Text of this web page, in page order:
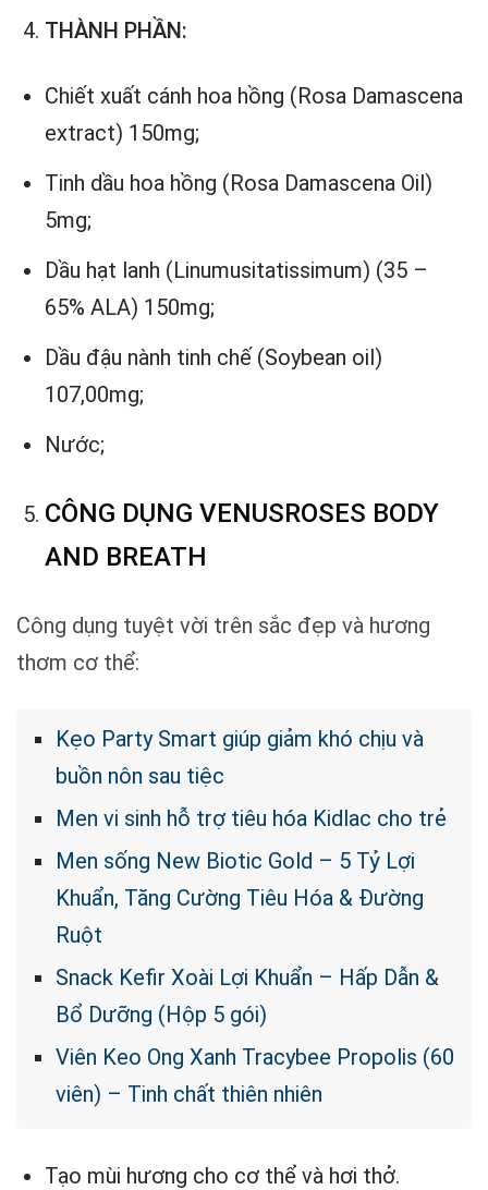
THÀNH PHẦN:
Chiết xuất cánh hoa hồng (Rosa Damascena
extract) 150mg;
Tinh dầu hoa hồng (Rosa Damascena Oil)
5mg;
Dầu hạt lanh (Linumusitatissimum) (35 –
65% ALA) 150mg;
Dầu đậu nành tinh chế (Soybean oil)
107,00mg;
Nước;
CÔNG DỤNG VENUSROSES BODY
AND BREATH
Công dụng tuyệt vời trên sắc đẹp và hương
thơm cơ thể:
Kẹo Party Smart giúp giảm khó chịu và
buồn nôn sau tiệc
Men vi sinh hỗ trợ tiêu hóa Kidlac cho trẻ
Men sống New Biotic Gold – 5 Tỷ Lợi
Khuẩn, Tăng Cường Tiêu Hóa & Đường
Ruột
Snack Kefir Xoài Lợi Khuẩn – Hấp Dẫn &
Bổ Dưỡng (Hộp 5 gói)
Viên Keo Ong Xanh Tracybee Propolis (60
viên) – Tinh chất thiên nhiên
Tạo mùi hương cho cơ thể và hơi thở.